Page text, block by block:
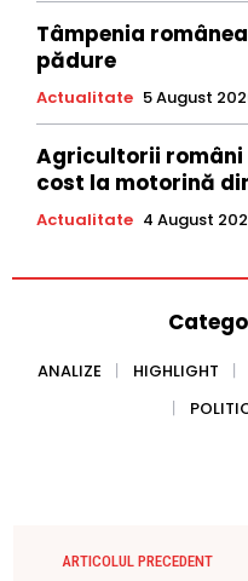
Tâmpenia
pădure
Actualitate 5 August
Agricultorii români
cost la motorină
Actualitate 4 August
ANALIZE HIGHLIGHT
ARTICOLUL PRECEDENT